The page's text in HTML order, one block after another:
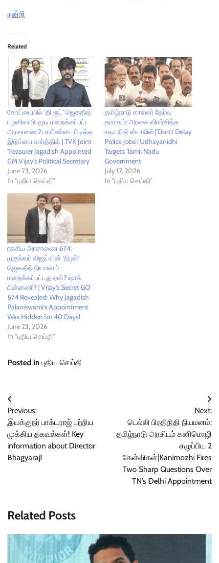
நன்றி
Related
கோட்டையில் ‘தி ரூட்’ ஜெகதீஷ்
பழனிசாமி..மூடி மறைக்கப்பட்ட
அரசாணை? பாயிண்டை பிடித்த
இடும்பை கார்த்திக் | TVK Joint
Treasurer Jagadish Appointed
CM Vijay’s Political Secretary
June 23, 2026
In "புதிய செய்தி"
தமிழ்நாடு காவலர் தேர்வு
தாமதம்: அரசை விமர்சித்த
உதயநிதி ஸ்டாலின்|’Don’t Delay
Police Jobs’: Udhayanidhi
Targets Tamil Nadu
Government
July 17, 2026
In "புதிய செய்தி"
ரகசிய அரசாணை 674:
முதல்வர் விஜய்யின் ‘நிழல்’
ஜெகதீஷ் நியமனம்
மறைக்கப்பட்டது ஏன்? ஷாக்
பின்னணி? | Vijay’s Secret GO
674 Revealed: Why Jagadish
Palaniswami’s Appointment
Was Hidden for 40 Days!
June 23, 2026
In "புதிய செய்தி"
Posted in புதிய செய்தி
Post
navigation
Previous:
இயக்குநர் பாக்யராஜ் பற்றிய
முக்கிய தகவல்கள்! Key
information about Director
Bhagyaraj!
Next:
டெல்லி பிரதிநிதி நியமனம்:
தமிழ்நாடு அரசிடம் கனிமொழி
எழுப்பிய 2
கேள்விகள்|Kanimozhi Fires
Two Sharp Questions Over
TN’s Delhi Appointment
Related Posts